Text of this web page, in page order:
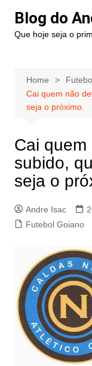
Blog do
Que hoje seja o
Home
Cai quem não
seja o próximo.
Cai
subido,
seja o
Andre Isac
Futebol Goiano